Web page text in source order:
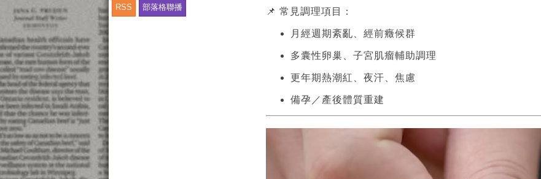
📌 常見調理項目：
月經週期紊亂、經前癥候群
多囊性卵巢、子宮肌瘤輔助調理
更年期熱潮紅、夜汗、焦慮
備孕／產後體質重建
RSS 部落格聯播